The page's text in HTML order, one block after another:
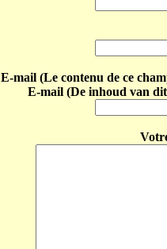
E-mail (Le contenu de ce
E-mail (De inhoud van